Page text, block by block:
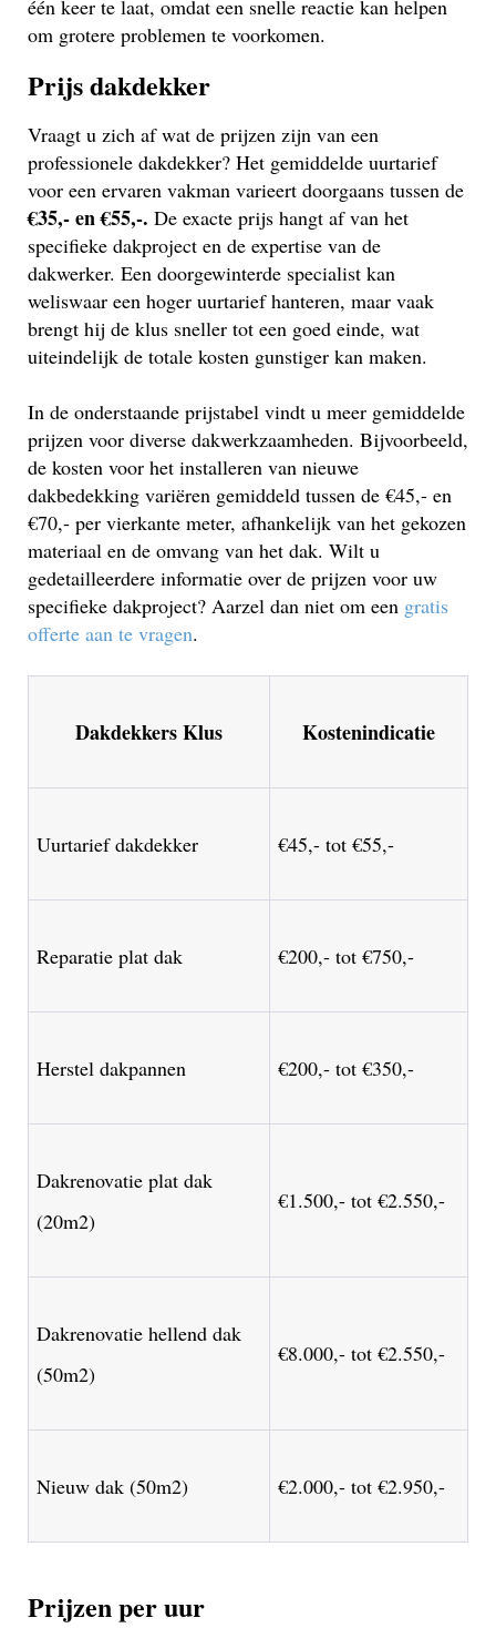
één keer te laat, omdat een snelle reactie kan helpen
om grotere problemen te voorkomen.
Prijs dakdekker
Vraagt u zich af wat de prijzen zijn van een
professionele dakdekker? Het gemiddelde uurtarief
voor een ervaren vakman varieert doorgaans tussen de
€35,- en €55,-. De exacte prijs hangt af van het
specifieke dakproject en de expertise van de
dakwerker. Een doorgewinterde specialist kan
weliswaar een hoger uurtarief hanteren, maar vaak
brengt hij de klus sneller tot een goed einde, wat
uiteindelijk de totale kosten gunstiger kan maken.
In de onderstaande prijstabel vindt u meer gemiddelde
prijzen voor diverse dakwerkzaamheden. Bijvoorbeeld,
de kosten voor het installeren van nieuwe
dakbedekking variëren gemiddeld tussen de €45,- en
€70,- per vierkante meter, afhankelijk van het gekozen
materiaal en de omvang van het dak. Wilt u
gedetailleerdere informatie over de prijzen voor uw
specifieke dakproject? Aarzel dan niet om een gratis
offerte aan te vragen.
Dakdekkers Klus Kostenindicatie
Uurtarief dakdekker €45,- tot €55,-
Reparatie plat dak €200,- tot €750,-
Herstel dakpannen €200,- tot €350,-
Dakrenovatie plat dak
(20m2)
€1.500,- tot €2.550,-
Dakrenovatie hellend dak
(50m2)
€8.000,- tot €2.550,-
Nieuw dak (50m2) €2.000,- tot €2.950,-
Prijzen per uur